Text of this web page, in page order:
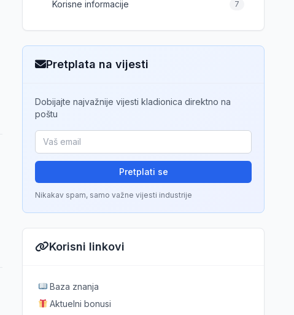
Korisne informacije 7
Pretplata na vijesti
Dobijajte najvažnije vijesti kladionica direktno na
poštu
Pretplati se
Nikakav spam, samo važne vijesti industrije
Korisni linkovi
Baza znanja
Aktuelni bonusi